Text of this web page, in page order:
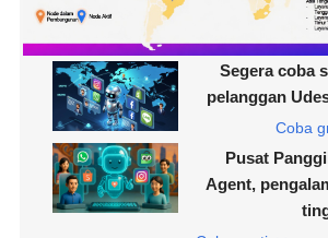
Segera coba
pelanggan
Coba
Pusat
Agent,